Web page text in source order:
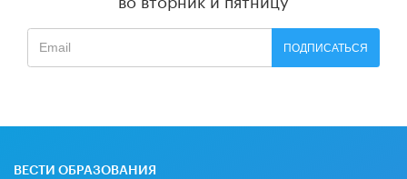
ПОДПИСАТЬСЯ
ВЕСТИ ОБРАЗОВАНИЯ